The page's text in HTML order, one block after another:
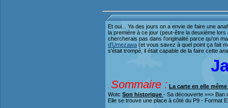
Et oui... Ya des jours on a envie de faire une
la première à ce jour (peut-être la deuxième
chercherais pas dans l'originalité parce qu'on
d'Umezawa (et vous savez à quel point ça fait
s'était trompé, il était capable de la faire cette
Sommaire : La carte en elle même
Wotc Son historique - Sa découverte ==> Ban
Elle se trouve une place à côté du P9 - Format